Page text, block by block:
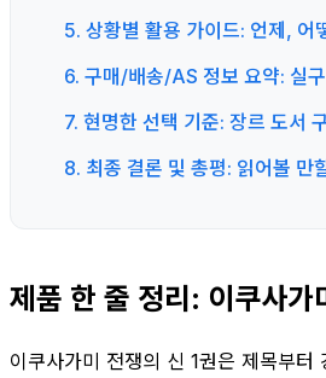
5. 상황별 활용 가이드: 언제, 어
6. 구매/배송/AS 정보 요약: 실
7. 현명한 선택 기준: 장르 도서
8. 최종 결론 및 총평: 읽어볼 만
제품 한 줄 정리: 이쿠사가
이쿠사가미 전쟁의 신 1권은 제목부